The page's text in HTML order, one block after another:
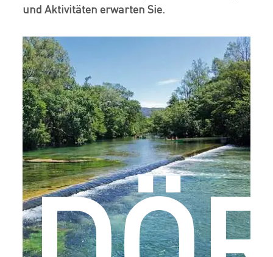
und Aktivitäten erwarten Sie.